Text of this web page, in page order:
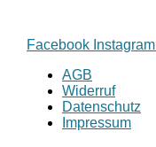
Facebook Instagram
AGB
Widerruf
Datenschutz
Impressum